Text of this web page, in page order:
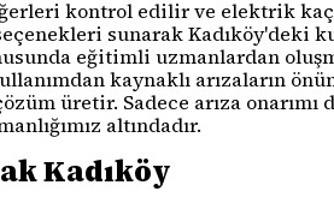
kontrol edilir ve elektrik
sunarak Kadıköy'deki
eğitimli uzmanlardan
kaynaklı arızaların
üretir. Sadece arıza
altındadır.
Kadıköy